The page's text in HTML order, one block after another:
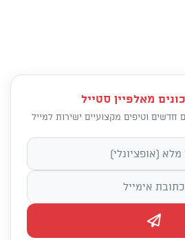
מאלפיין סטייל
חדשים וטיפים מקצועיים ישירות למייל